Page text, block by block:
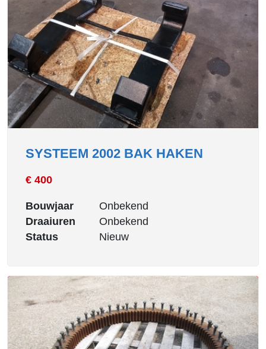
SYSTEEM 2002 BAK HAKEN
€ 400
Bouwjaar
Onbekend
Draaiuren
Onbekend
Status
Nieuw